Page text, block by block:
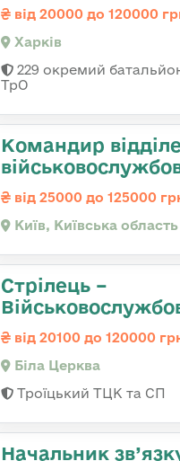
від 20000 до 120000
Харків
229 окремий
ТрО
Командир
від 25000 до 125000
Київ, Київська область
Стрілець –
від 20100 до 120000
Біла Церква
Троїцький ТЦК та СП
Начальник